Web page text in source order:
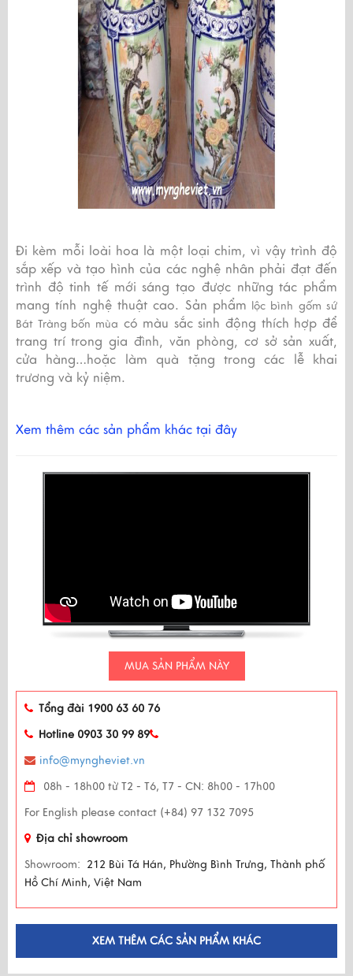
Đi kèm mỗi loài hoa là một loại chim, vì vậy trình độ
sắp xếp và tạo hình của các nghệ nhân phải đạt đến
trình độ tinh tế mới sáng tạo được những tác phẩm
mang tính nghệ thuật cao. Sản phẩm lộc bình gốm sứ
Bát Tràng bốn mùa có màu sắc sinh động thích hợp để
trang trí trong gia đình, văn phòng, cơ sở sản xuất,
cửa hàng…hoặc làm quà tặng trong các lễ khai
trương và kỷ niệm.
Xem thêm các sản phẩm khác tại đây
MUA SẢN PHẨM NÀY
Tổng đài 1900 63 60 76
Hotline 0903 30 99 89
info@myngheviet.vn
08h - 18h00 từ T2 - T6, T7 - CN: 8h00 - 17h00
For English please contact (+84) 97 132 7095
Địa chỉ showroom
Showroom: 212 Bùi Tá Hán, Phường Bình Trưng, Thành phố
Hồ Chí Minh, Việt Nam
XEM THÊM CÁC SẢN PHẨM KHÁC